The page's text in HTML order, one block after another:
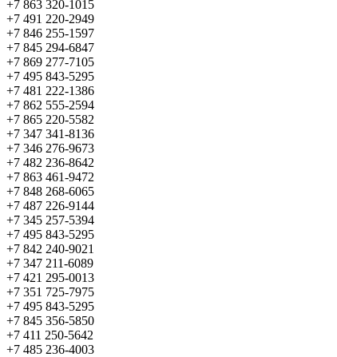
+7 863 320-1015
+7 491 220-2949
+7 846 255-1597
+7 845 294-6847
+7 869 277-7105
+7 495 843-5295
+7 481 222-1386
+7 862 555-2594
+7 865 220-5582
+7 347 341-8136
+7 346 276-9673
+7 482 236-8642
+7 863 461-9472
+7 848 268-6065
+7 487 226-9144
+7 345 257-5394
+7 495 843-5295
+7 842 240-9021
+7 347 211-6089
+7 421 295-0013
+7 351 725-7975
+7 495 843-5295
+7 845 356-5850
+7 411 250-5642
+7 485 236-4003